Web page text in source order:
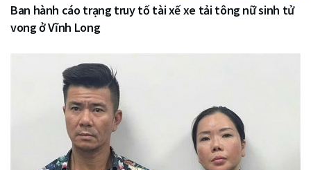
Ban hành cáo trạng truy tố tài xế xe tải tông nữ sinh tử
vong ở Vĩnh Long